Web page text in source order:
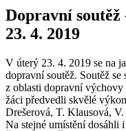
Dopravní
23. 4. 2019
V úterý 23. 4. 2019 se na
dopravní soutěž. Soutěž se
z oblasti dopravní
žáci předvedli skvělé
Drešerová, T. Klausová,
Na stejné umístění dosáhli